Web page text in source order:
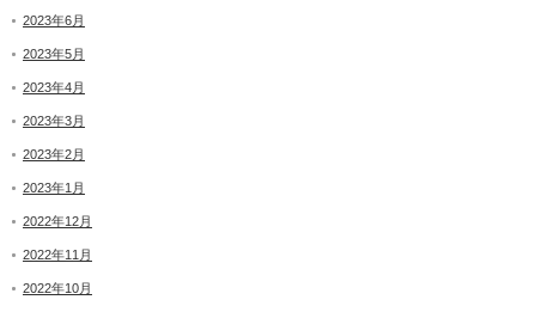
2023年6月
2023年5月
2023年4月
2023年3月
2023年2月
2023年1月
2022年12月
2022年11月
2022年10月